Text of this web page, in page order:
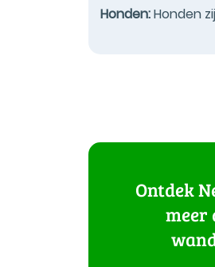
Honden:Honden
Ontdek
meer